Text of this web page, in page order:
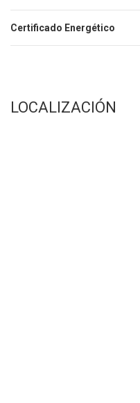
Certificado Energético
LOCALIZACIÓN